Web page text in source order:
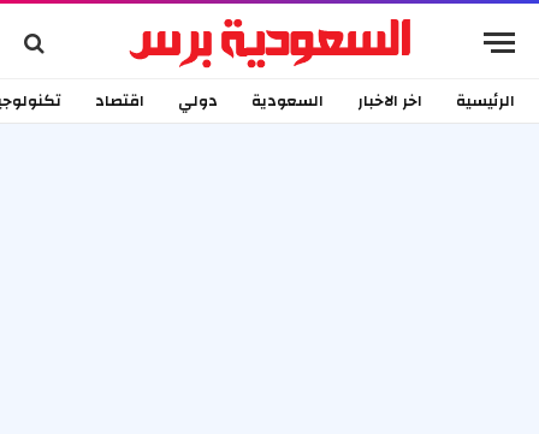
الرئيسية اخر الاخبار السعودية دولي اقتصاد